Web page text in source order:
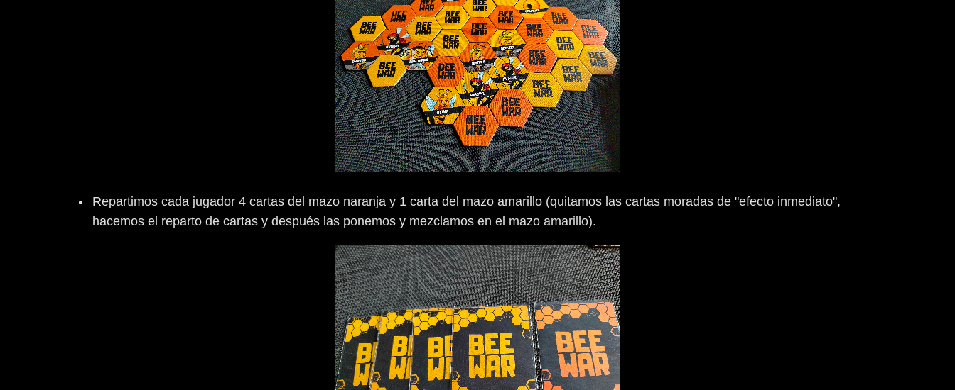
Repartimos cada jugador 4 cartas del mazo naranja y 1 carta del mazo amarillo (quitamos las cartas moradas de "efecto inmediato",
hacemos el reparto de cartas y después las ponemos y mezclamos en el mazo amarillo).